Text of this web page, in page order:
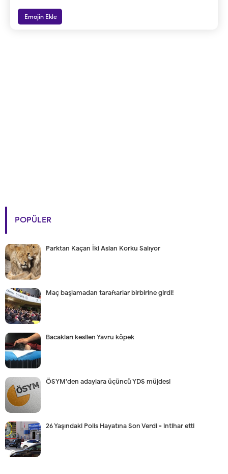
Emojin Ekle
POPÜLER
Parktan Kaçan İki Aslan Korku Salıyor
Maç başlamadan taraftarlar birbirine girdi!
Bacakları kesilen Yavru köpek
ÖSYM'den adaylara üçüncü YDS müjdesi
26 Yaşındaki Polis Hayatına Son Verdi - intihar etti